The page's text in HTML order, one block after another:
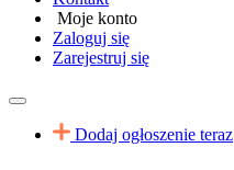
Moje konto
Zaloguj się
Zarejestruj się
Dodaj ogłoszenie teraz